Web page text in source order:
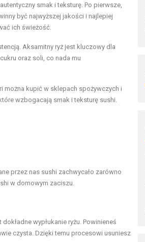
smak i teksturę. Po pierwsze,
być najwyższej jakości i najlepiej
ich świeżość.
Aksamitny ryż jest kluczowy dla
oraz soli, co nada mu
można kupić w sklepach spożywczych i
które wzbogacają smak i teksturę sushi.
przez nas sushi zachwycało zarówno
w domowym zaciszu.
wypłukanie ryżu. Powinieneś
czysta. Dzięki temu procesowi usuniesz